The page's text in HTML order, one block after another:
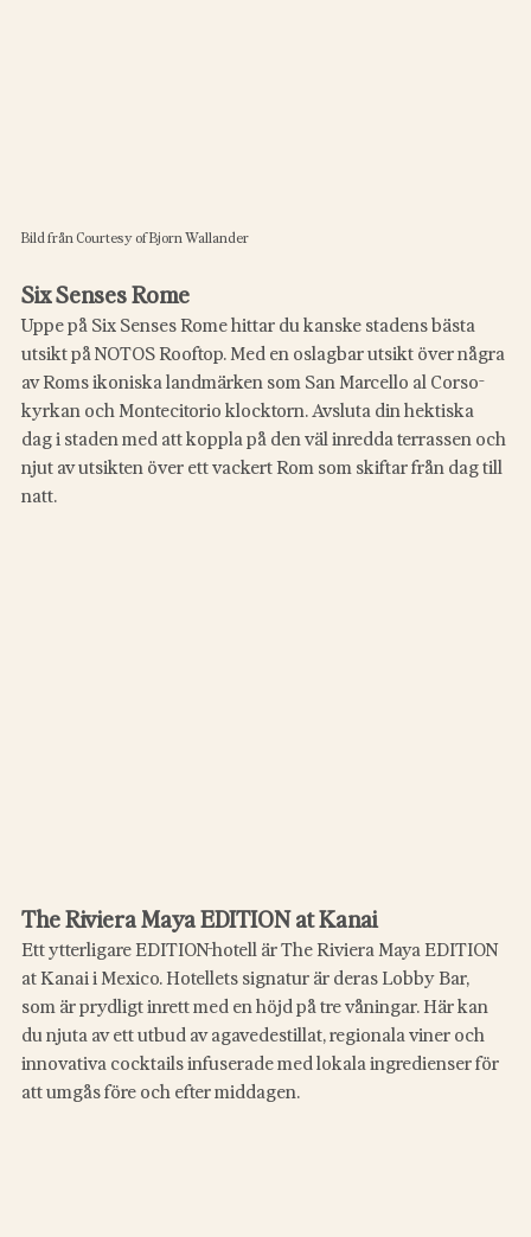
Bild från Courtesy of Bjorn Wallander
Six Senses Rome
Uppe på Six Senses Rome hittar du kanske stadens bästa
utsikt på NOTOS Rooftop. Med en oslagbar utsikt över några
av Roms ikoniska landmärken som San Marcello al Corso-
kyrkan och Montecitorio klocktorn. Avsluta din hektiska
dag i staden med att koppla på den väl inredda terrassen och
njut av utsikten över ett vackert Rom som skiftar från dag till
natt.
The Riviera Maya EDITION at Kanai
Ett ytterligare EDITION-hotell är The Riviera Maya EDITION
at Kanai i Mexico. Hotellets signatur är deras Lobby Bar,
som är prydligt inrett med en höjd på tre våningar. Här kan
du njuta av ett utbud av agavedestillat, regionala viner och
innovativa cocktails infuserade med lokala ingredienser för
att umgås före och efter middagen.